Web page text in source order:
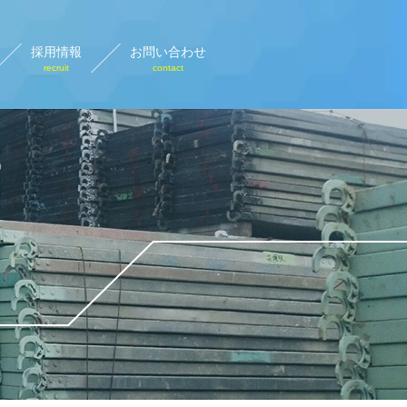
計画図
plan view
採用情報
recruit
お問い合わせ
contact